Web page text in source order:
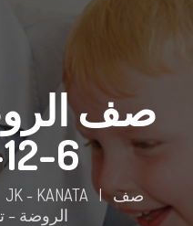
صف
6-12-2025
JK - KANATA | صف
الروضة – تاريخ